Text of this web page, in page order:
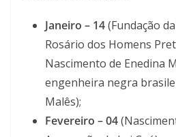
Janeiro – 14(Fundação
Rosário dos Homens
Nascimento de Enedina
engenheira negra
Malês);
Fevereiro – 04